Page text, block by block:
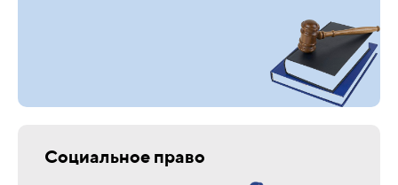
Социальное право